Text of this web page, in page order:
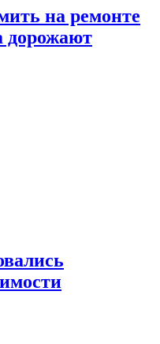
на ремонте
дорожают